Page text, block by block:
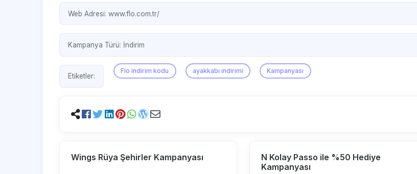
Web Adresi: www.flo.com.tr/
Kampanya Türü: İndirim
Etiketler:
Flo indirim kodu ayakkabı indirimi Kampanyası
Wings Rüya Şehirler Kampanyası
N Kolay Passo ile %50 Hediye
Kampanyası